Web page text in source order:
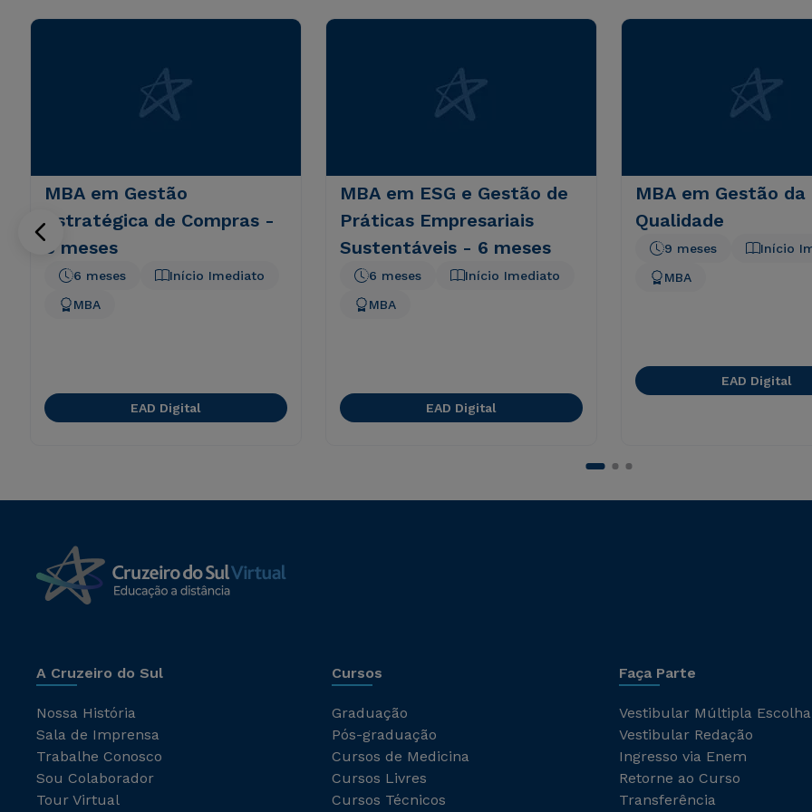
MBA em Gestão
Estratégica de Compras -
6 meses
Início Imediato
6 meses
MBA
EAD Digital
MBA em ESG e Gestão de
Práticas Empresariais
Sustentáveis - 6 meses
Início Imediato
6 meses
MBA
EAD Digital
MBA em Gestão da
Qualidade
Início
9 meses
MBA
EAD Digital
A Cruzeiro do Sul
Nossa História
Sala de Imprensa
Trabalhe Conosco
Sou Colaborador
Tour Virtual
Cursos
Graduação
Pós-graduação
Cursos de Medicina
Cursos Livres
Cursos Técnicos
Faça Parte
Vestibular Múltipla Escolha
Vestibular Redação
Ingresso via Enem
Retorne ao Curso
Transferência